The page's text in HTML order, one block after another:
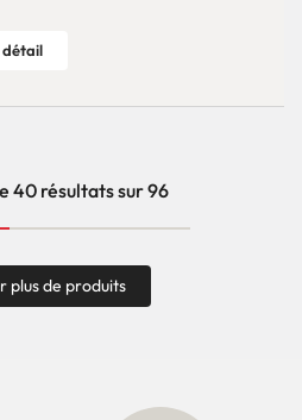
détail
40 résultats sur 96
plus de produits